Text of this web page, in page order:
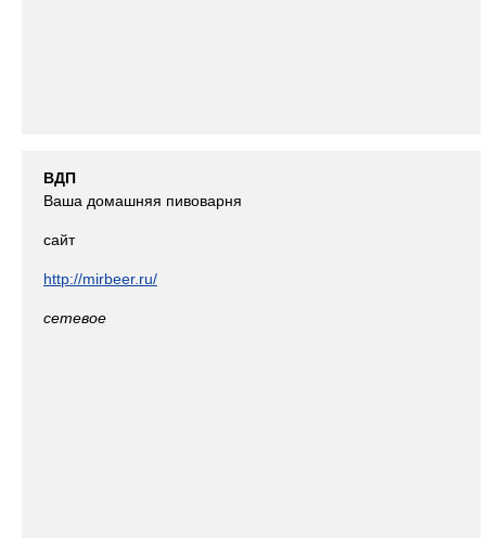
ВДП
Ваша домашняя пивоварня
сайт
http://mirbeer.ru/
сетевое